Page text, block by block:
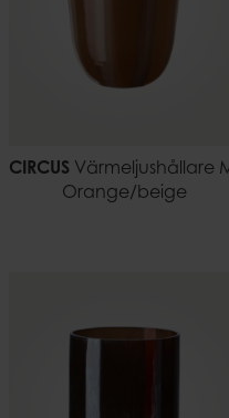
CIRCUSVärmeljushållare
Orange/beige